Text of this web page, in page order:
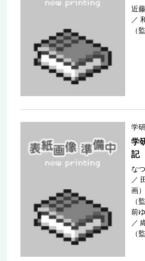
近
／
（
学
学
記
な
／
画）
（
前
／
（